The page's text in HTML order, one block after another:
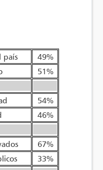
país
49%
51%
54%
46%
67%
33%